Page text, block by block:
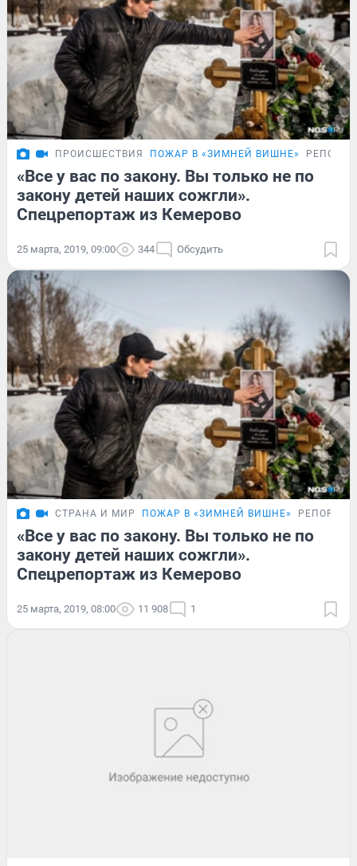
ПРОИСШЕСТВИЯ ПОЖАР В «ЗИМНЕЙ ВИШНЕ»
«Все у вас по закону. Вы только не по
закону детей наших сожгли».
Спецрепортаж из Кемерово
25 марта, 2019, 09:00 344 Обсудить
СТРАНА И МИР ПОЖАР В «ЗИМНЕЙ ВИШНЕ» РЕПОРТАЖ
«Все у вас по закону. Вы только не по
закону детей наших сожгли».
Спецрепортаж из Кемерово
25 марта, 2019, 08:00 11 908 1